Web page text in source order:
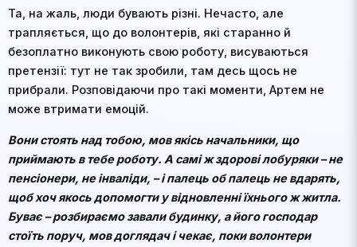
Та, на жаль, люди бувають різні. Нечасто, але
трапляється, що до волонтерів, які старанно й
безоплатно виконують свою роботу, висуваються
претензії: тут не так зробили, там десь щось не
прибрали. Розповідаючи про такі моменти, Артем не
може втримати емоцій.
Вони стоять над тобою, мов якісь начальники, що
приймають в тебе роботу. А самі ж здорові лобуряки – не
пенсіонери, не інваліди, – і палець об палець не вдарять,
щоб хоч якось допомогти у відновленні їхнього ж житла.
Буває – розбираємо завали будинку, а його господар
стоїть поруч, мов доглядач і чекає, поки волонтери